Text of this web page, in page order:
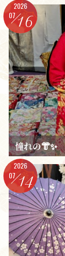
2026
0716
憧れの👘✨️
2026
07 14